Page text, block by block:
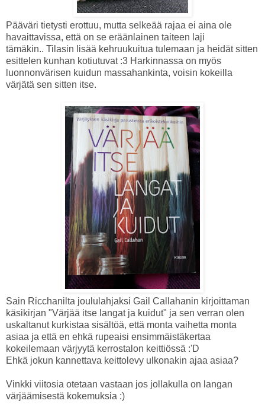
Pääväri tietysti erottuu, mutta selkeää rajaa ei aina ole
havaittavissa, että on se eräänlainen taiteen laji
tämäkin.. Tilasin lisää kehruukuitua tulemaan ja heidät sitten
esittelen kunhan kotiutuvat :3 Harkinnassa on myös
luonnonvärisen kuidun massahankinta, voisin kokeilla
värjätä sen sitten itse.
Sain Ricchanilta joululahjaksi Gail Callahanin kirjoittaman
käsikirjan "Värjää itse langat ja kuidut" ja sen verran olen
uskaltanut kurkistaa sisältöä, että monta vaihetta monta
asiaa ja että en ehkä rupeaisi ensimmäistäkertaa
kokeilemaan värjyytä kerrostalon keittiössä :'D
Ehkä jokun kannettava keittolevy ulkonakin ajaa asiaa?
Vinkki viitosia otetaan vastaan jos jollakulla on langan
värjäämisestä kokemuksia :)